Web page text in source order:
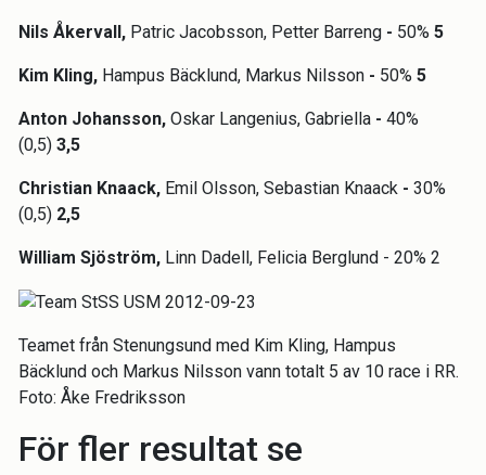
Nils Åkervall, Patric Jacobsson, Petter Barreng - 50% 5
Kim Kling, Hampus Bäcklund, Markus Nilsson - 50% 5
Anton Johansson, Oskar Langenius, Gabriella - 40%
(0,5) 3,5
Christian Knaack, Emil Olsson, Sebastian Knaack - 30%
(0,5) 2,5
William Sjöström, Linn Dadell, Felicia Berglund - 20% 2
Teamet från Stenungsund med Kim Kling, Hampus
Bäcklund och Markus Nilsson vann totalt 5 av 10 race i RR.
Foto: Åke Fredriksson
För fler resultat se